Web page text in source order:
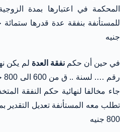
المحكمة في اعتبارها بمدة
للمستأنفة بنفقة عدة قدرها ستمائة
جنيه
في حين أن حكمنفقة العدة لم يكن
جاء مخالفا لنهائية حكم النفقة
تطلب معه المستأنفة تعديل التقدير
800 جنيه